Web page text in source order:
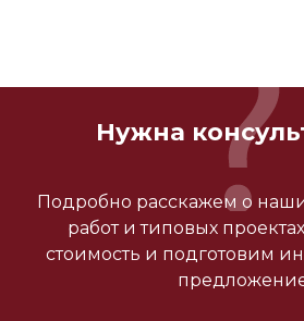
Нужна
Подробно расскажем о
работ и типовых
стоимость и подготовим